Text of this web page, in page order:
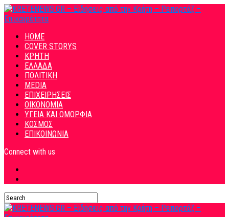
HOME
COVER STORYS
ΚΡΗΤΗ
ΕΛΛΑΔΑ
ΠΟΛΙΤΙΚΗ
MEDIA
ΕΠΙΧΕΙΡΗΣΕΙΣ
ΟΙΚΟΝΟΜΙΑ
ΥΓΕΙΑ ΚΑΙ ΟΜΟΡΦΙΑ
ΚΟΣΜΟΣ
ΕΠΙΚΟΙΝΩΝΙΑ
Connect with us